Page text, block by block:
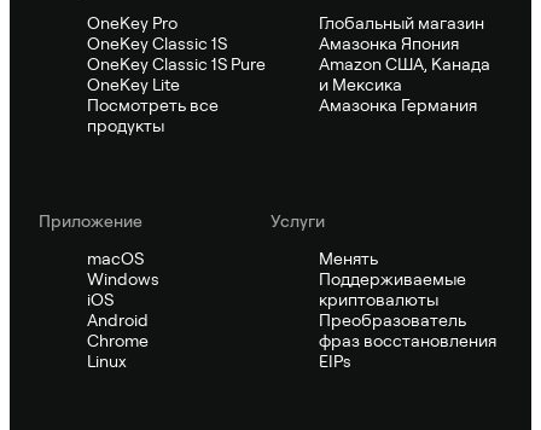
OneKey Pro
OneKey Classic 1S
OneKey Classic 1S Pure
OneKey Lite
Посмотреть все
продукты
Глобальный магазин
Амазонка Япония
Amazon США, Канада
и Мексика
Амазонка Германия
Приложение
macOS
Windows
iOS
Android
Chrome
Linux
Услуги
Менять
Поддерживаемые
криптовалюты
Преобразователь
фраз восстановления
EIPs